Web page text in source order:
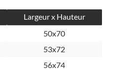
Largeur x Hauteur
50x70
53x72
56x74